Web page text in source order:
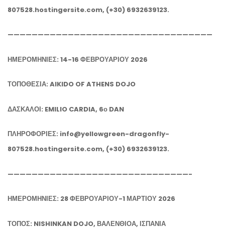
807528.hostingersite.com, (+30) 6932639123.
——————————————————————————————————
ΗΜΕΡΟΜΗΝΙΕΣ: 14-16 ΦΕΒΡΟΥΑΡΙΟΥ 2026
ΤΟΠΟΘΕΣΙΑ: AIKIDO OF ATHENS DOJO
ΔΑΣΚΑΛΟΙ: EMILIO CARDIA, 6ο DAN
ΠΛΗΡΟΦΟΡΙΕΣ: info@yellowgreen-dragonfly-
807528.hostingersite.com, (+30) 6932639123.
——————————————————————————————-
ΗΜΕΡΟΜΗΝΙΕΣ: 28 ΦΕΒΡΟΥΑΡΙΟΥ-1 ΜΑΡΤΙΟΥ 2026
ΤΟΠΟΣ: NISHINKAN DOJO, ΒΑΛΕΝΘΙΟΑ, ΙΣΠΑΝΙΑ